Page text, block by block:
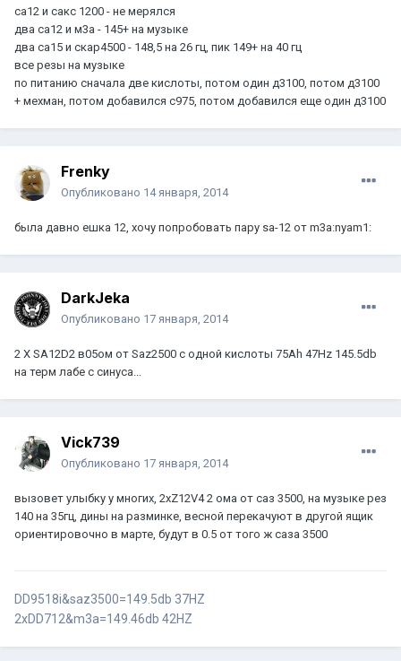
са12 и сакс 1200 - не мерялся
два са12 и м3а - 145+ на музыке
два са15 и скар4500 - 148,5 на 26 гц, пик 149+ на 40 гц
все резы на музыке
по питанию сначала две кислоты, потом один д3100, потом д3100
+ мехман, потом добавился с975, потом добавился еще один д3100
Frenky
Опубликовано 14 января, 2014
была давно ешка 12, хочу попробовать пару sa-12 от m3a:nyam1:
DarkJeka
Опубликовано 17 января, 2014
2 X SA12D2 в05ом от Saz2500 с одной кислоты 75Ah 47Hz 145.5db
на терм лабе с синуса...
Vick739
Опубликовано 17 января, 2014
вызовет улыбку у многих, 2хZ12V4 2 ома от саз 3500, на музыке рез
140 на 35гц, дины на разминке, весной перекачуют в другой ящик
ориентировочно в марте, будут в 0.5 от того ж саза 3500
DD9518i&saz3500=149.5db 37HZ
2хDD712&m3a=149.46db 42HZ